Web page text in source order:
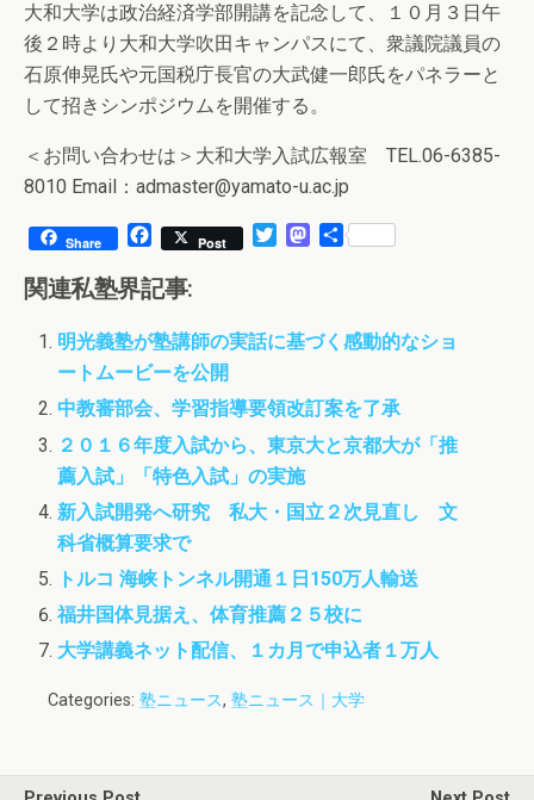
大和大学は政治経済学部開講を記念して、１０月３日午
後２時より大和大学吹田キャンパスにて、衆議院議員の
石原伸晃氏や元国税庁長官の大武健一郎氏をパネラーと
して招きシンポジウムを開催する。
＜お問い合わせは＞大和大学入試広報室 TEL.06-6385-
8010 Email：admaster@yamato-u.ac.jp
Share
F
c
e
b
o
o
k
Post
t
e
M
o
d
n
共
関連私塾界記事:
明光義塾が塾講師の実話に基づく感動的なショ
ートムービーを公開
中教審部会、学習指導要領改訂案を了承
２０１６年度入試から、東京大と京都大が「推
薦入試」「特色入試」の実施
新入試開発へ研究 私大・国立２次見直し 文
科省概算要求で
トルコ 海峡トンネル開通１日150万人輸送
福井国体見据え、体育推薦２５校に
大学講義ネット配信、１カ月で申込者１万人
Categories: 塾ニュース, 塾ニュース｜大学